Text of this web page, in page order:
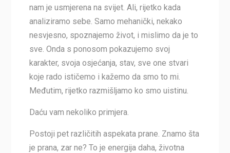
nam je usmjerena na svijet. Ali, rijetko kada
analiziramo sebe. Samo mehanički, nekako
nesvjesno, spoznajemo život, i mislimo da je to
sve. Onda s ponosom pokazujemo svoj
karakter, svoja osjećanja, stav, sve one stvari
koje rado ističemo i kažemo da smo to mi.
Međutim, rijetko razmišljamo ko smo uistinu.
Daću vam nekoliko primjera.
Postoji pet različitih aspekata prane. Znamo šta
je prana, zar ne? To je energija daha, životna